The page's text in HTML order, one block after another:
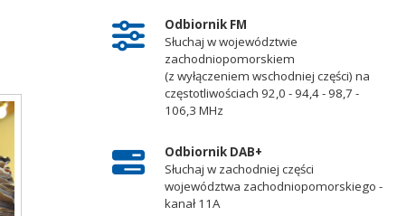
Odbiornik FM
Słuchaj w województwie
zachodniopomorskiem
(z wyłączeniem wschodniej części) na
częstotliwościach 92,0 - 94,4 - 98,7 -
106,3 MHz
Odbiornik DAB+
Słuchaj w zachodniej części
województwa zachodniopomorskiego -
kanał 11A